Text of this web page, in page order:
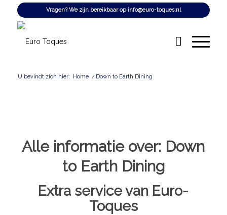
Vragen? We zijn bereikbaar op info@euro-toques.nl
U bevindt zich hier: Home / Down to Earth Dining
Alle informatie over: Down
to Earth Dining
Extra service van Euro-
Toques